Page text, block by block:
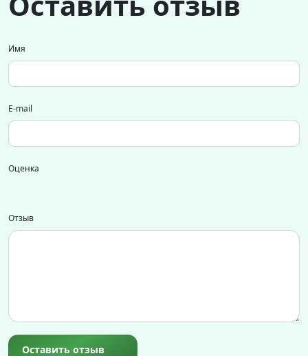
Имя
E-mail
Оценка
Отзыв
Оставить отзыв